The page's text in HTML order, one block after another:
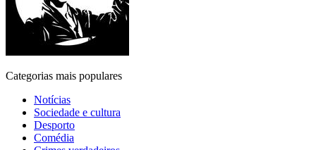
Categorias mais populares
Notícias
Sociedade e cultura
Desporto
Comédia